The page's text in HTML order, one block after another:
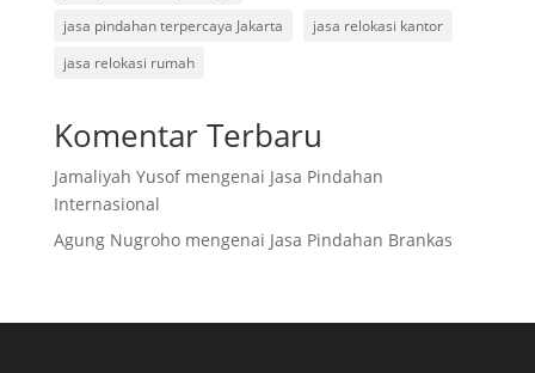
jasa pindahan terpercaya Jakarta
jasa relokasi kantor
jasa relokasi rumah
Komentar Terbaru
Jamaliyah Yusofmengenai Jasa Pindahan
Internasional
Agung Nugrohomengenai Jasa Pindahan Brankas